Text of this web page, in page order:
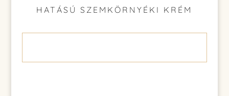
HATÁSÚ SZEMKÖRNYÉKI KRÉM